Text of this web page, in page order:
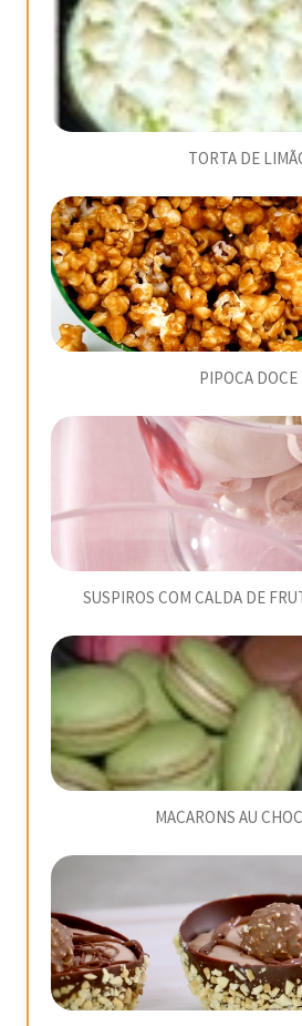
TORTA DE
PIPOCA DOCE
SUSPIROS COM CALDA DE
MACARONS AU